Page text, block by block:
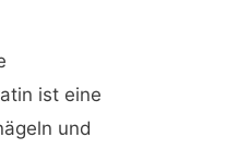
ist eine
und